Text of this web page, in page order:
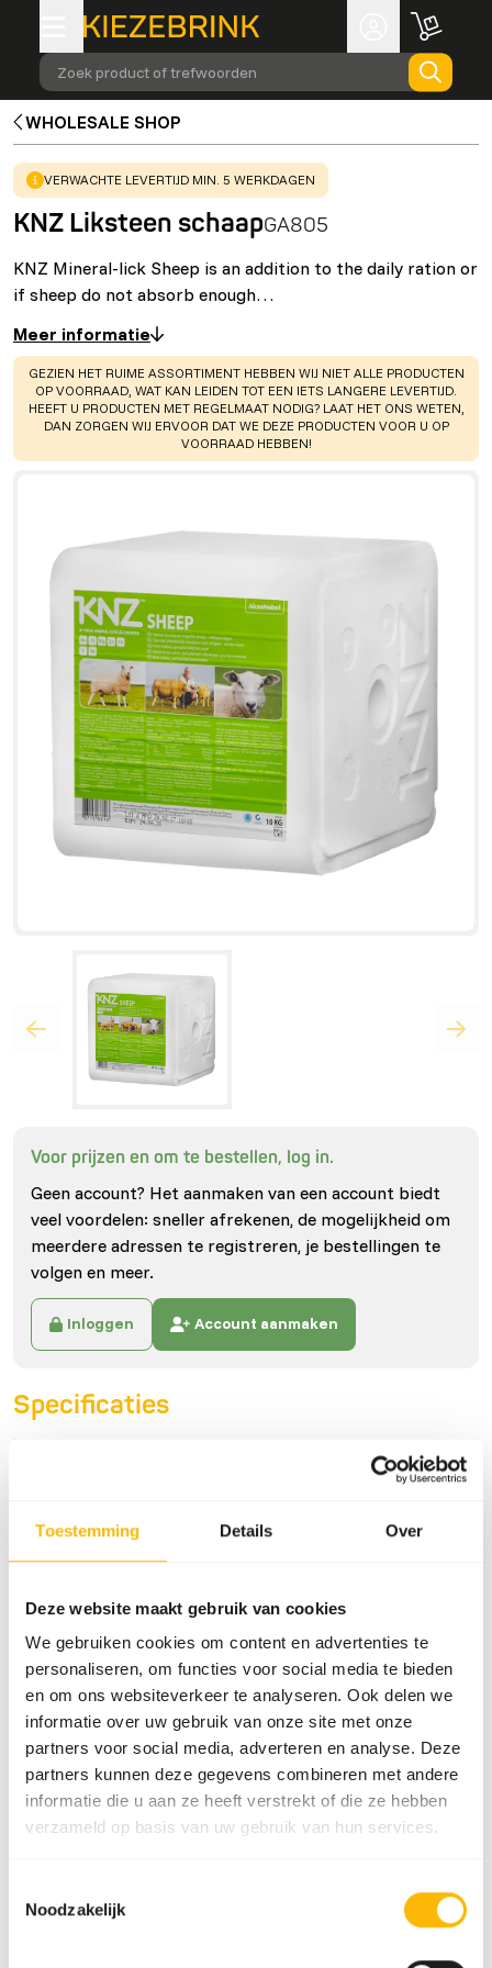
Toestemming Details Over
Deze website maakt gebruik van cookies
We gebruiken cookies om content en advertenties te
personaliseren, om functies voor social media te bieden
en om ons websiteverkeer te analyseren. Ook delen we
informatie over uw gebruik van onze site met onze
partners voor social media, adverteren en analyse. Deze
partners kunnen deze gegevens combineren met andere
informatie die u aan ze heeft verstrekt of die ze hebben
verzameld op basis van uw gebruik van hun services.
Noodzakelijk
Zoek product of trefwoorden
WHOLESALE SHOP
Over dit product
WARNING:
VERWACHTE LEVERTIJD MIN. 5 WERKDAGEN
KNZ Liksteen schaapGA805
KNZ Mineral-lick Sheep is an addition to the daily ration or
if sheep do not absorb enough…
Meer informatie
WARNING:
GEZIEN HET RUIME ASSORTIMENT HEBBEN WIJ NIET ALLE PRODUCTEN
OP VOORRAAD, WAT KAN LEIDEN TOT EEN IETS LANGERE LEVERTIJD.
HEEFT U PRODUCTEN MET REGELMAAT NODIG? LAAT HET ONS WETEN,
DAN ZORGEN WIJ ERVOOR DAT WE DEZE PRODUCTEN VOOR U OP
VOORRAAD HEBBEN!
Voor prijzen en om te bestellen, log in.
Geen account? Het aanmaken van een account biedt
veel voordelen: sneller afrekenen, de mogelijkheid om
meerdere adressen te registreren, je bestellingen te
volgen en meer.
Inloggen Account aanmaken
Specificaties
Artikel
KNZ Liksteen schaap
Artikelnummer
Verkoopeenheid
10 kg blok
Voorraadstatus
Verwachte levertijd min.
5 werkdagen
50 dozen per pallet
Details
Merk Garvo